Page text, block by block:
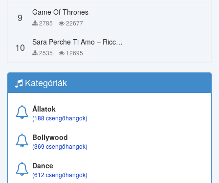
9 Game Of Thrones
2785 22677
10 Sara Perche Ti Amo – Ricchi E Poveri
2535 12695
Kategóriák
Állatok
(188 csengőhangok)
Bollywood
(369 csengőhangok)
Dance
(612 csengőhangok)